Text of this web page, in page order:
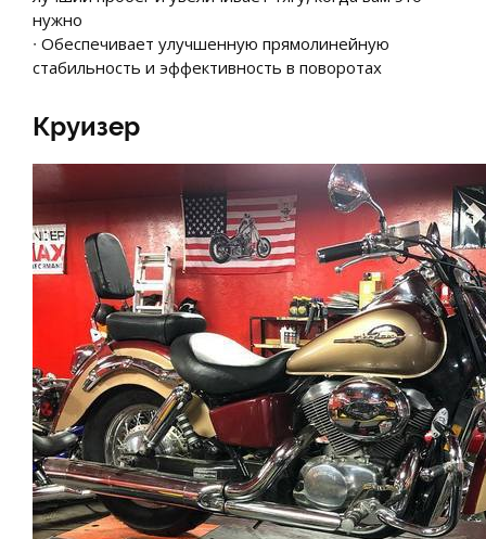
нужно
∙ Обеспечивает улучшенную прямолинейную
стабильность и эффективность в поворотах
Круизер